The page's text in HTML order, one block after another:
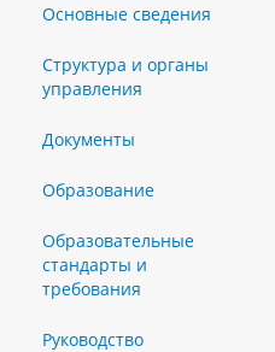
Основные сведения
Структура и органы
управления
Документы
Образование
Образовательные
стандарты и
требования
Руководство